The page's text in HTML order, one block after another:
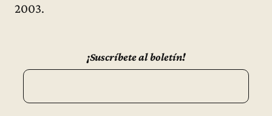
2003.
¡Suscríbete al boletín!